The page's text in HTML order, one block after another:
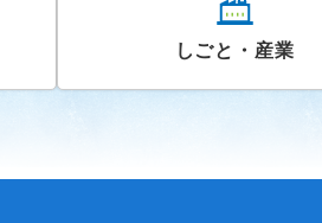
しごと・産業